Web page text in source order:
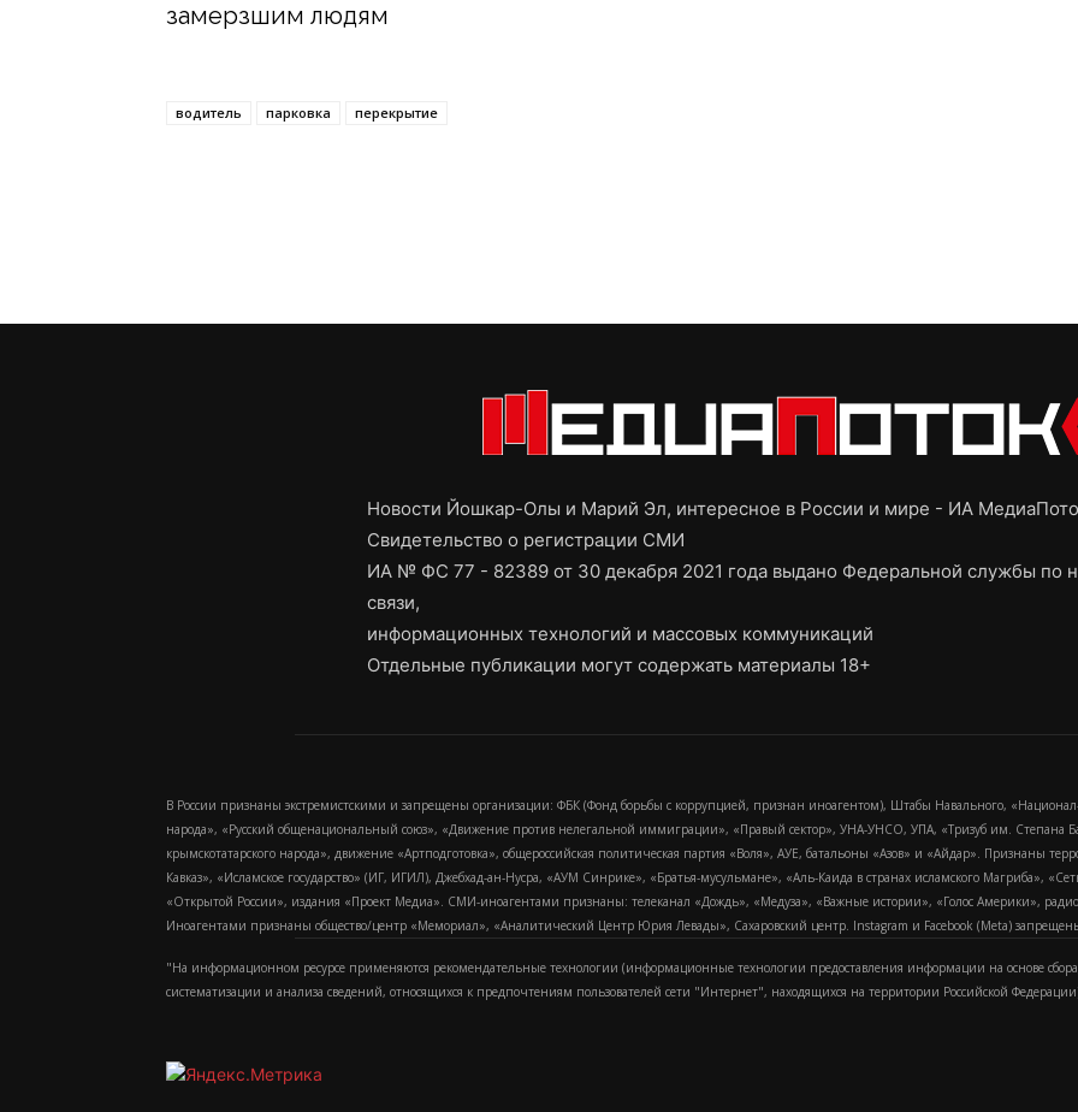
замерзшим людям
водитель парковка перекрытие
Новости Йошкар-Олы и Марий Эл, интересное в России и мире - ИА
Свидетельство о регистрации СМИ
ИА № ФС 77 - 82389 от 30 декабря 2021 года выдано Федеральной службы по
связи,
информационных технологий и массовых коммуникаций
Отдельные публикации могут содержать материалы 18+
В России признаны экстремистскими и запрещены организации: ФБК (Фонд борьбы с коррупцией, признан иноагентом), Штабы Навального,
народа», «Русский общенациональный союз», «Движение против нелегальной иммиграции», «Правый сектор», УНА-УНСО, УПА, «Тризуб им.
крымскотатарского народа», движение «Артподготовка», общероссийская политическая партия «Воля», АУЕ, батальоны «Азов» и «Айдар». Признаны
Кавказ», «Исламское государство» (ИГ, ИГИЛ), Джебхад-ан-Нусра, «АУМ Синрике», «Братья-мусульмане», «Аль-Каида в странах исламского Магриба»,
«Открытой России», издания «Проект Медиа». СМИ-иноагентами признаны: телеканал «Дождь», «Медуза», «Важные истории», «Голос Америки»,
Иноагентами признаны общество/центр «Мемориал», «Аналитический Центр Юрия Левады», Сахаровский центр. Instagram и Facebook (Metа)
"На информационном ресурсе применяются рекомендательные технологии (информационные технологии предоставления информации на основе
систематизации и анализа сведений, относящихся к предпочтениям пользователей сети "Интернет", находящихся на территории Российской